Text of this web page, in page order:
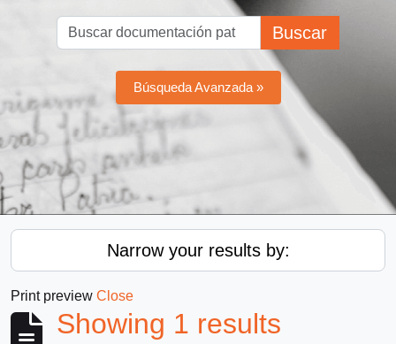
Buscar
Búsqueda Avanzada »
Narrow your results by:
Print preview Close
Showing 1 results